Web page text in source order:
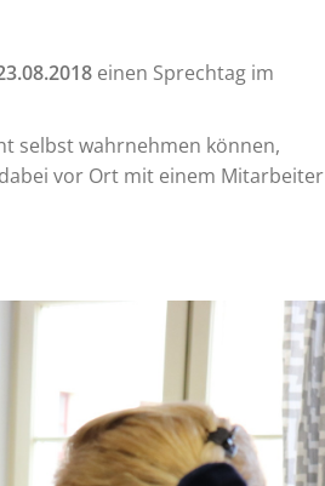
einen Sprechtag im
selbst wahrnehmen können,
vor Ort mit einem Mitarbeiter